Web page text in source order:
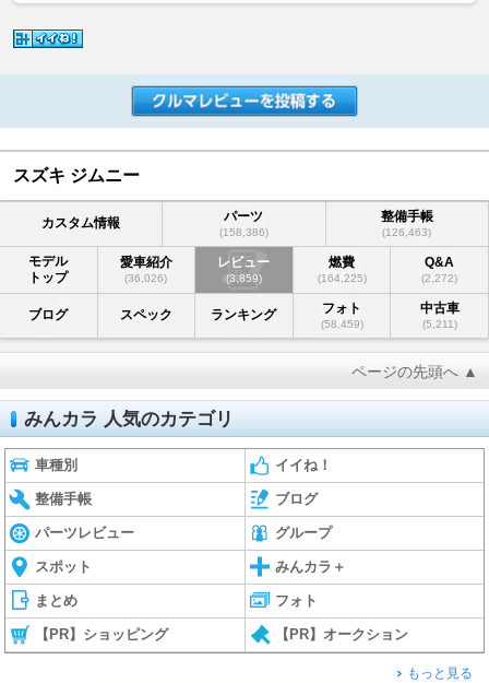
スズキ ジムニー
カスタム情報 パーツ
(158,386)
整備手帳
(126,463)
モデル
トップ
愛車紹介
(36,026)
レビュー
(3,859)
燃費
(164,225)
Q&A
(2,272)
ブログ スペック ランキング フォト
(58,459)
中古車
(5,211)
ページの先頭へ ▲
みんカラ 人気のカテゴリ
車種別 イイね！
整備手帳 ブログ
パーツレビュー グループ
スポット みんカラ＋
まとめ フォト
【PR】ショッピング 【PR】オークション
もっと見る